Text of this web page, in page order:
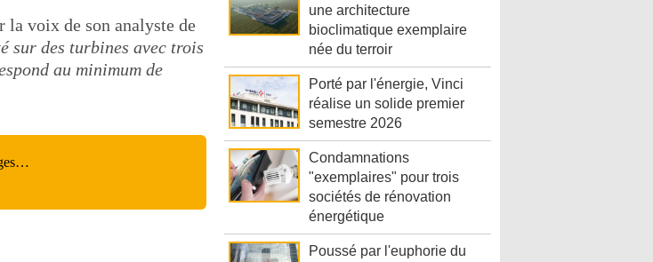
la voix de son analyste de
sur des turbines avec trois
au minimum de
une architecture
bioclimatique exemplaire
née du terroir
Porté par l'énergie, Vinci
réalise un solide premier
semestre 2026
Condamnations
"exemplaires" pour trois
sociétés de rénovation
énergétique
Poussé par l'euphorie du